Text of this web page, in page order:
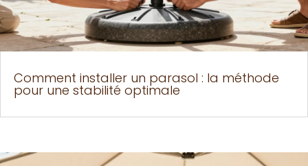
Comment installer un parasol : la méthode
pour une stabilité optimale